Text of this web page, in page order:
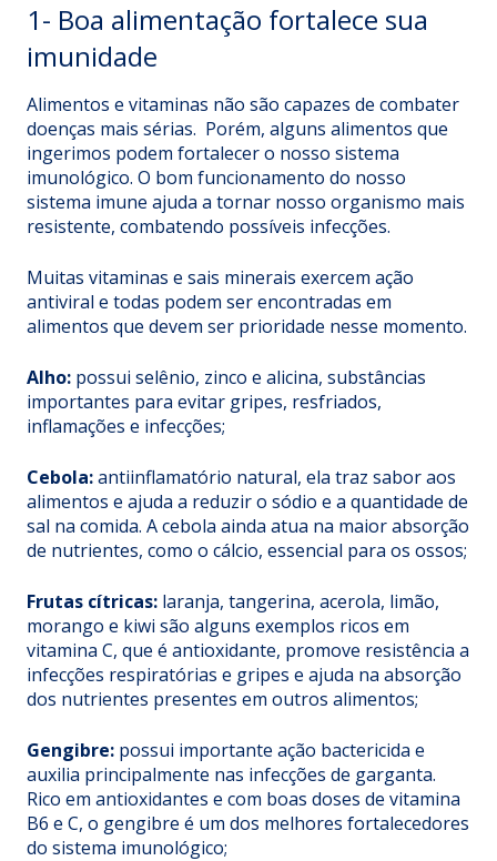
1- Boa alimentação fortalece sua
imunidade
Alimentos e vitaminas não são capazes de combater
doenças mais sérias. Porém, alguns alimentos que
ingerimos podem fortalecer o nosso sistema
imunológico. O bom funcionamento do nosso
sistema imune ajuda a tornar nosso organismo mais
resistente, combatendo possíveis infecções.
Muitas vitaminas e sais minerais exercem ação
antiviral e todas podem ser encontradas em
alimentos que devem ser prioridade nesse momento.
Alho: possui selênio, zinco e alicina, substâncias
importantes para evitar gripes, resfriados,
inflamações e infecções;
Cebola:antiinflamatório natural, ela traz sabor aos
alimentos e ajuda a reduzir o sódio e a quantidade de
sal na comida. A cebola ainda atua na maior absorção
de nutrientes, como o cálcio, essencial para os ossos;
Frutas cítricas: laranja, tangerina, acerola, limão,
morango e kiwi são alguns exemplos ricos em
vitamina C, que é antioxidante, promove resistência a
infecções respiratórias e gripes e ajuda na absorção
dos nutrientes presentes em outros alimentos;
Gengibre: possui importante ação bactericida e
auxilia principalmente nas infecções de garganta.
Rico em antioxidantes e com boas doses de vitamina
B6 e C, o gengibre é um dos melhores fortalecedores
do sistema imunológico;